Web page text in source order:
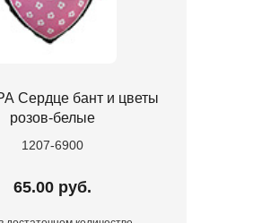
Сердце бант и цветы
розов-белые
1207-6900
65.00 руб.